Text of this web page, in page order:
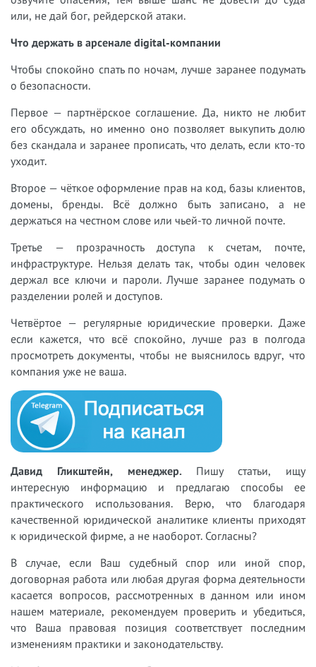
или, не дай бог, рейдерской атаки.
Что держать в арсенале digital-компании
Чтобы спокойно спать по ночам, лучше заранее подумать
о безопасности.
Первое — партнёрское соглашение. Да, никто не любит
его обсуждать, но именно оно позволяет выкупить долю
без скандала и заранее прописать, что делать, если кто-то
уходит.
Второе — чёткое оформление прав на код, базы клиентов,
домены, бренды. Всё должно быть записано, а не
держаться на честном слове или чьей-то личной почте.
Третье — прозрачность доступа к счетам, почте,
инфраструктуре. Нельзя делать так, чтобы один человек
держал все ключи и пароли. Лучше заранее подумать о
разделении ролей и доступов.
Четвёртое — регулярные юридические проверки. Даже
если кажется, что всё спокойно, лучше раз в полгода
просмотреть документы, чтобы не выяснилось вдруг, что
компания уже не ваша.
Давид Гликштейн, менеджер. Пишу статьи, ищу
интересную информацию и предлагаю способы ее
практического использования. Верю, что благодаря
качественной юридической аналитике клиенты приходят
к юридической фирме, а не наоборот. Согласны?
В случае, если Ваш судебный спор или иной спор,
договорная работа или любая другая форма деятельности
касается вопросов, рассмотренных в данном или ином
нашем материале, рекомендуем проверить и убедиться,
что Ваша правовая позиция соответствует последним
изменениям практики и законодательству.